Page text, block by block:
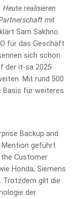
Heute realisieren
mit
Sam Sakhno.
für das Geschäft
sich schon
der it-sa 2025
Mit rund 500
Basis für weiteres
Backup and
Mention geführt
Customer
Honda, Siemens
Trotzdem gilt die
der